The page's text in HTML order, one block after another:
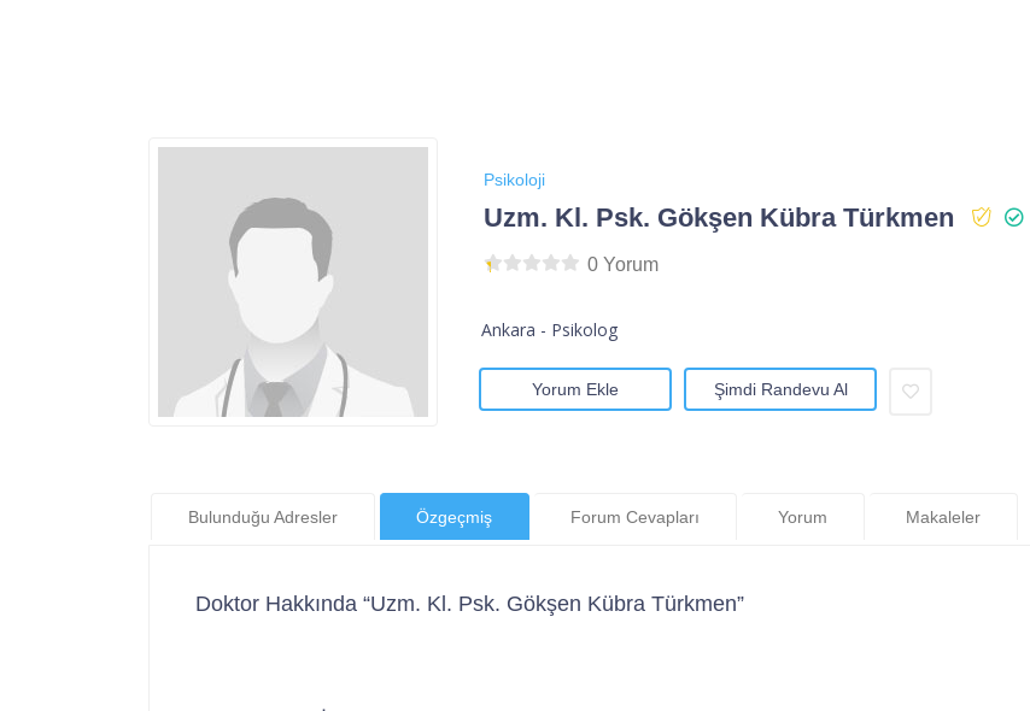
Psikoloji
Uzm. Kl. Psk. Gökşen Kübra Türkmen
0 Yorum
Ankara - Psikolog
Yorum Ekle Şimdi Randevu Al
Bulunduğu Adresler Özgeçmiş Forum Cevapları Yorum Makaleler
Doktor Hakkında “Uzm. Kl. Psk. Gökşen Kübra Türkmen”